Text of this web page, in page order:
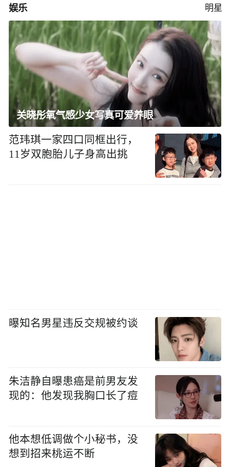
娱乐 明星
关晓彤氧气感少女写真可爱养眼
范玮琪一家四口同框出行，
11岁双胞胎儿子身高出挑
曝知名男星违反交规被约谈
朱洁静自曝患癌是前男友发
现的：他发现我胸口长了痘
他本想低调做个小秘书，没
想到招来桃运不断